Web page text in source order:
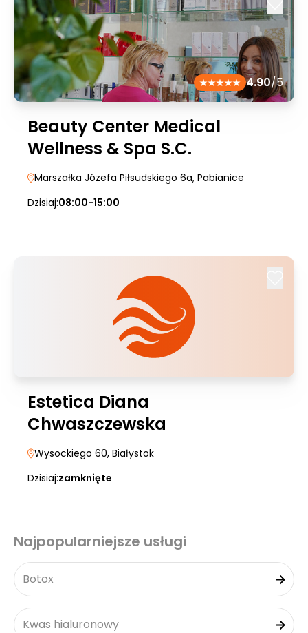
4.90/5
Beauty Center Medical
Wellness & Spa S.C.
Marszałka Józefa Piłsudskiego 6a, Pabianice
Dzisiaj:08:00-15:00
Estetica Diana
Chwaszczewska
Wysockiego 60, Białystok
Dzisiaj:zamknięte
Najpopularniejsze usługi
Botox
Kwas hialuronowy